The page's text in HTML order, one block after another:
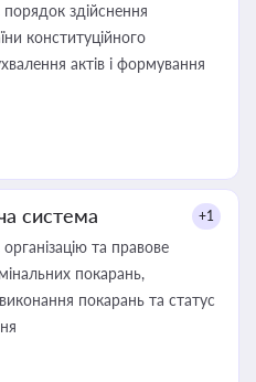
здійснення
конституційного
актів і формування
система +1
та правове
покарань,
виконання покарань та статус